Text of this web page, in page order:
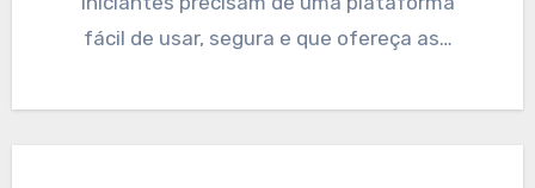
fácil de usar, segura e que ofereça as…